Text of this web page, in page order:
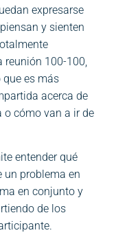
expresarse
y sienten
reunión 100-100,
que es más
acerca de
o cómo van a ir de
entender qué
un problema en
en conjunto y
de los